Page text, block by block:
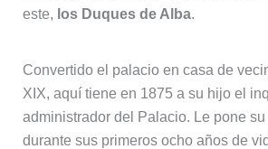
este, los Duques de Alba.
Convertido el palacio en casa de
XIX, aquí tiene en 1875 a su hijo el
administrador del Palacio. Le pone
durante sus primeros ocho años de